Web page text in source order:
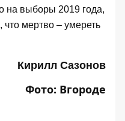
на выборы 2019 года,
мертво – умереть
Кирилл Сазонов
Фото: Вгороде